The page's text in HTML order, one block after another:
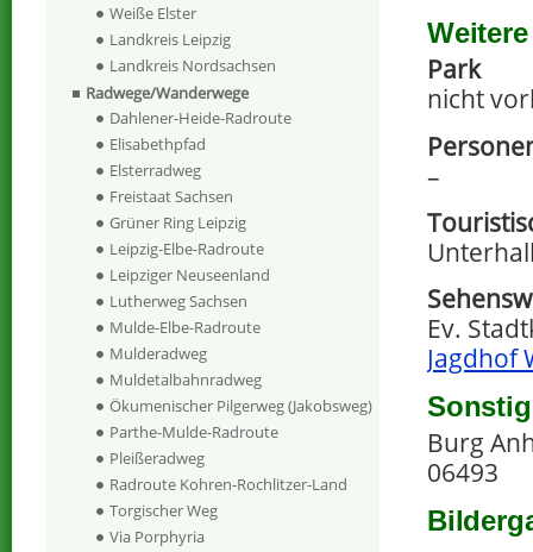
Park
nicht
–
Ev.
Jagdhof
Burg
06493
Weiße Elster
Landkreis Leipzig
Landkreis Nordsachsen
Radwege/Wanderwege
Dahlener-Heide-Radroute
Elisabethpfad
Elsterradweg
Freistaat Sachsen
Grüner Ring Leipzig
Leipzig-Elbe-Radroute
Leipziger Neuseenland
Lutherweg Sachsen
Mulde-Elbe-Radroute
Mulderadweg
Muldetalbahnradweg
Ökumenischer Pilgerweg (Jakobsweg)
Parthe-Mulde-Radroute
Pleißeradweg
Radroute Kohren-Rochlitzer-Land
Torgischer Weg
Via Porphyria